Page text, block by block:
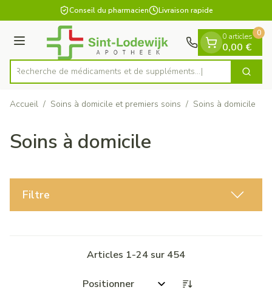
Aller au contenu
1 de 1Conseil du pharmacien Livraison rapide
Menu
Rechercher
Recherche de médicaments et
0 articles
0,00 €
0
Accueil / Soins à domicile et premiers soins / Soins à domicile
Soins à domicile
Filtre
Articles 1-24 sur 454
Trier par: